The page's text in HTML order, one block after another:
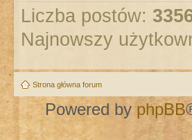
Liczba postów:
Najnowszy
Strona główna forum
Powered by phpBB